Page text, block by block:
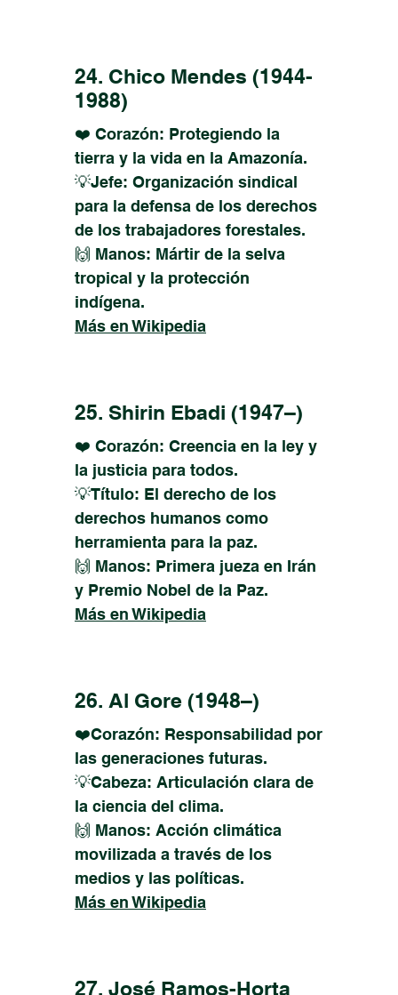
24. Chico Mendes (1944-
1988)
❤️ Corazón: Protegiendo la
tierra y la vida en la Amazonía.
💡Jefe: Organización sindical
para la defensa de los derechos
de los trabajadores forestales.
🙌 Manos: Mártir de la selva
tropical y la protección
indígena.
Más en Wikipedia
25. Shirin Ebadi (1947–)
❤️ Corazón: Creencia en la ley y
la justicia para todos.
💡Título: El derecho de los
derechos humanos como
herramienta para la paz.
🙌 Manos: Primera jueza en Irán
y Premio Nobel de la Paz.
Más en Wikipedia
26. Al Gore (1948–)
❤️Corazón: Responsabilidad por
las generaciones futuras.
💡Cabeza: Articulación clara de
la ciencia del clima.
🙌 Manos: Acción climática
movilizada a través de los
medios y las políticas.
Más en Wikipedia
27. José Ramos-Horta